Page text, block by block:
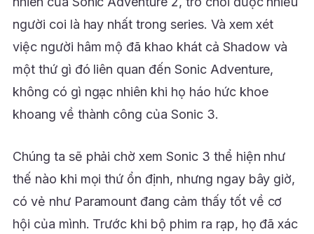
người coi là hay nhất trong series. Và xem xét
việc người hâm mộ đã khao khát cả Shadow và
một thứ gì đó liên quan đến Sonic Adventure,
không có gì ngạc nhiên khi họ háo hức khoe
khoang về thành công của Sonic 3.
Chúng ta sẽ phải chờ xem Sonic 3 thể hiện như
thế nào khi mọi thứ ổn định, nhưng ngay bây giờ,
có vẻ như Paramount đang cảm thấy tốt về cơ
hội của mình. Trước khi bộ phim ra rạp, họ đã xác